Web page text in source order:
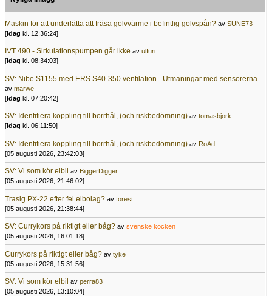
Maskin för att underlätta att fräsa golvvärme i befintlig golvspån? av SUNE73
[Idag kl. 12:36:24]
IVT 490 - Sirkulationspumpen går ikke av ulfuri
[ Idag kl. 08:34:03]
SV: Nibe S1155 med ERS S40-350 ventilation - Utmaningar med sensorerna
av marwe
[Idag kl. 07:20:42]
SV: Identifiera koppling till borrhål, (och riskbedömning) av tomasbjork
[ Idag kl. 06:11:50]
SV: Identifiera koppling till borrhål, (och riskbedömning) av RoAd
[05 augusti 2026, 23:42:03]
SV: Vi som kör elbil av BiggerDigger
[05 augusti 2026, 21:46:02]
Trasig PX-22 efter fel elbolag? av forest.
[05 augusti 2026, 21:38:44]
SV: Currykors på riktigt eller båg? av svenske kocken
[05 augusti 2026, 16:01:18]
Currykors på riktigt eller båg? av tyke
[05 augusti 2026, 15:31:56]
SV: Vi som kör elbil av perra83
[05 augusti 2026, 13:10:04]